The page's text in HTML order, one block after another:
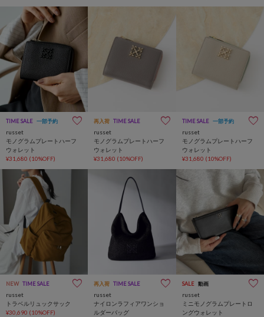
TIME SALE 一部予約
russet
モノグラムプレートハーフ
ウォレット
¥31,680 (10%OFF)
再入荷 TIME SALE
russet
モノグラムプレートハーフ
ウォレット
¥31,680 (10%OFF)
TIME SALE 一部予約
russet
モノグラムプレートハーフ
ウォレット
¥31,680 (10%OFF)
NEW TIME SALE
russet
トラベルリュックサック
¥30,690 (10%OFF)
再入荷 TIME SALE
russet
ナイロンラフィアワンショ
ルダーバッグ
SALE 動画
russet
ミニモノグラムプレートロ
ングウォレット